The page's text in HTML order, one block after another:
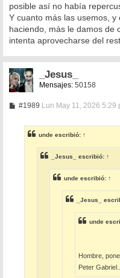
posible así no había
Y cuanto más las usemos,
haciendo, más le damos de
intenta aprovecharse del
_Jesus_
Mensajes: 50158
#1989M
a
j
e
Lun May 11, 2026 5:29
unde escribió: ↑
_Jesus_ escribió: ↑
unde escribió: ↑
_Jesus_
unde
Hombre,
Peter